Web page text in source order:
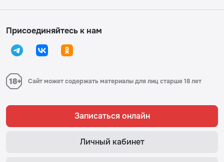
Присоединяйтесь к нам
Сайт может содержать материалы для лиц старше 18 лет
Записаться онлайн
Личный кабинет